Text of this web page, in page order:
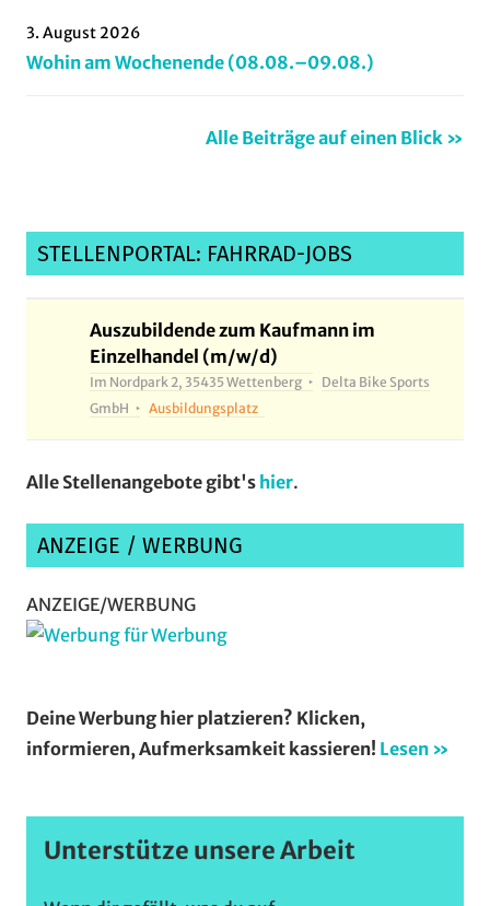
3. August 2026
Wohin am Wochenende (08.08.–09.08.)
Alle Beiträge auf einen Blick »
STELLENPORTAL: FAHRRAD-JOBS
Auszubildende zum Kaufmann im
Einzelhandel (m/w/d)
Im Nordpark 2, 35435 Wettenberg
Delta Bike Sports
GmbH
Ausbildungsplatz
Alle Stellenangebote gibt's hier.
ANZEIGE / WERBUNG
ANZEIGE/WERBUNG
Deine Werbung hier platzieren? Klicken,
informieren, Aufmerksamkeit kassieren! Lesen »
Unterstütze unsere Arbeit